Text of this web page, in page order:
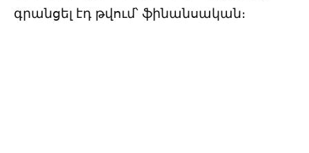
գրանցել էդ թվում՝ ֆինանսական։